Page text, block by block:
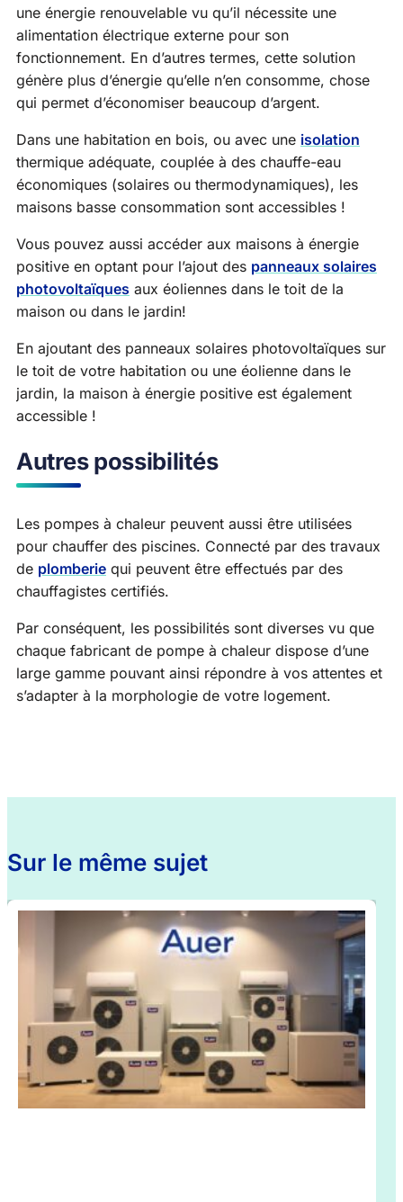
une énergie renouvelable vu qu’il nécessite une
alimentation électrique externe pour son
fonctionnement. En d’autres termes, cette solution
génère plus d’énergie qu’elle n’en consomme, chose
qui permet d’économiser beaucoup d’argent.
Dans une habitation en bois, ou avec une isolation
thermique adéquate, couplée à des chauffe-eau
économiques (solaires ou thermodynamiques), les
maisons basse consommation sont accessibles !
Vous pouvez aussi accéder aux maisons à énergie
positive en optant pour l’ajout des panneaux solaires
photovoltaïques aux éoliennes dans le toit de la
maison ou dans le jardin!
En ajoutant des panneaux solaires photovoltaïques sur
le toit de votre habitation ou une éolienne dans le
jardin, la maison à énergie positive est également
accessible !
Autres possibilités
Les pompes à chaleur peuvent aussi être utilisées
pour chauffer des piscines. Connecté par des travaux
de plomberie qui peuvent être effectués par des
chauffagistes certifiés.
Par conséquent, les possibilités sont diverses vu que
chaque fabricant de pompe à chaleur dispose d’une
large gamme pouvant ainsi répondre à vos attentes et
s’adapter à la morphologie de votre logement.
Sur le même sujet